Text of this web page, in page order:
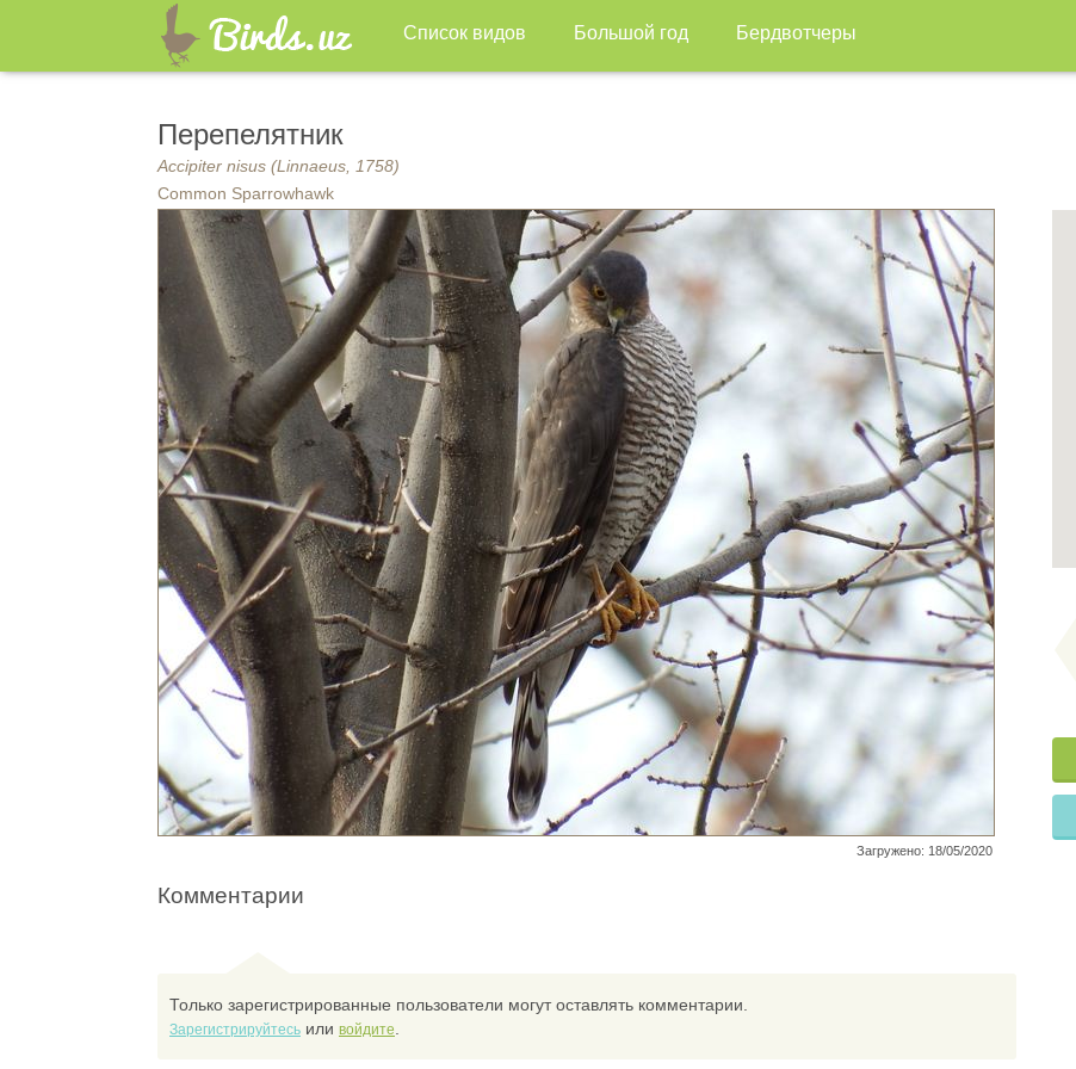
Список видов Большой год Бердвотчеры
Перепелятник
Accipiter nisus (Linnaeus, 1758)
Common Sparrowhawk
Загружено: 18/05/2020
Комментарии
Только зарегистрированные пользователи могут оставлять комментарии.
Зарегистрируйтесь или войдите